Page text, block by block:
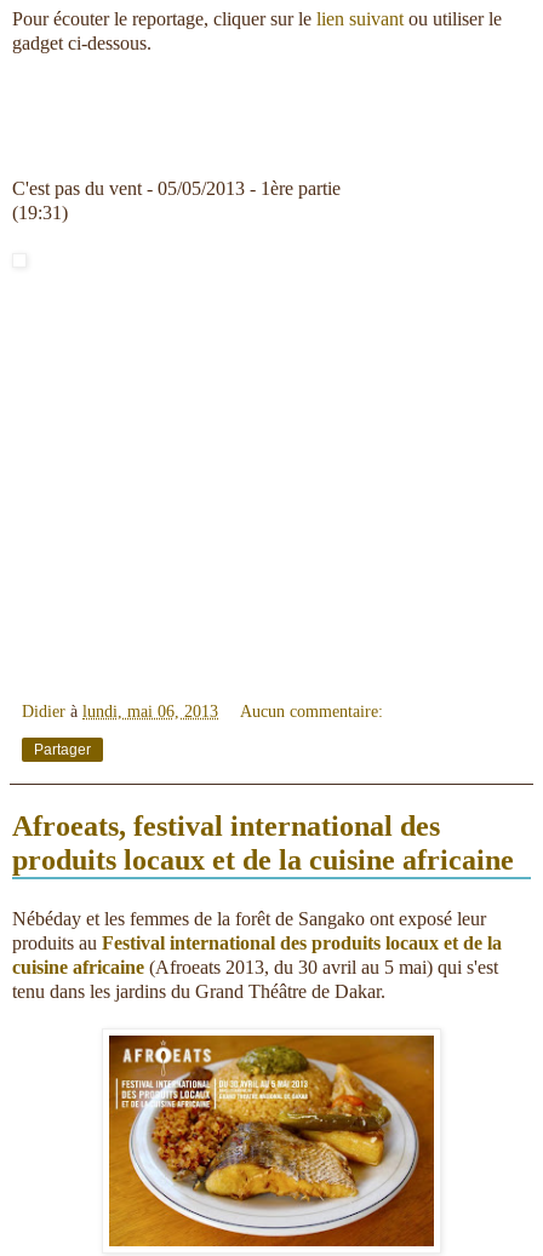
Pour écouter le reportage, cliquer sur le lien suivant ou utiliser le
gadget ci-dessous.
C'est pas du vent - 05/05/2013 - 1ère partie
(19:31)
Didier à lundi, mai 06, 2013 Aucun commentaire:
Partager
Afroeats, festival international des
produits locaux et de la cuisine africaine
Nébéday et les femmes de la forêt de Sangako ont exposé leur
produits au Festival international des produits locaux et de la
cuisine africaine (Afroeats 2013, du 30 avril au 5 mai) qui s'est
tenu dans les jardins du Grand Théâtre de Dakar.